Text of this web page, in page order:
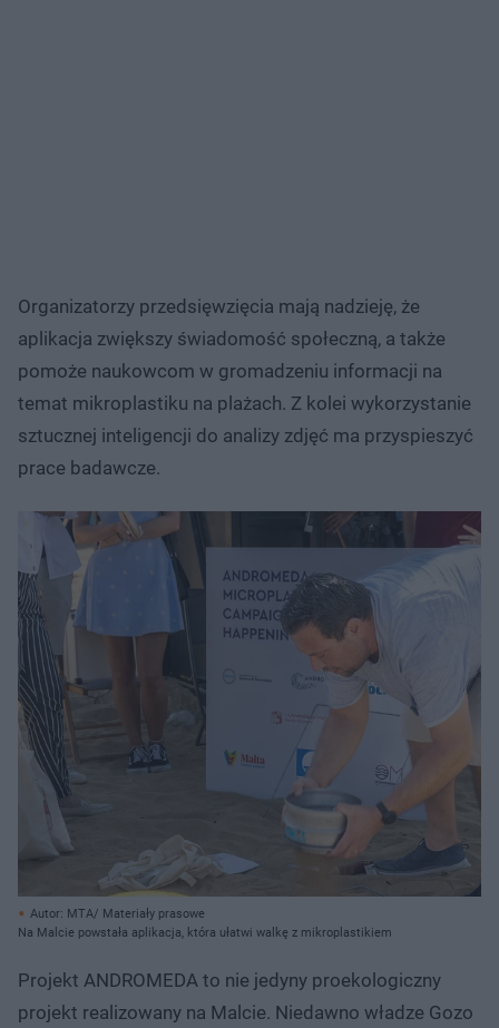
Organizatorzy przedsięwzięcia mają nadzieję, że
aplikacja zwiększy świadomość społeczną, a także
pomoże naukowcom w gromadzeniu informacji na
temat mikroplastiku na plażach. Z kolei wykorzystanie
sztucznej inteligencji do analizy zdjęć ma przyspieszyć
prace badawcze.
Autor: MTA/ Materiały prasowe
Na Malcie powstała aplikacja, która ułatwi walkę z mikroplastikiem
Projekt ANDROMEDA to nie jedyny proekologiczny
projekt realizowany na Malcie. Niedawno władze Gozo